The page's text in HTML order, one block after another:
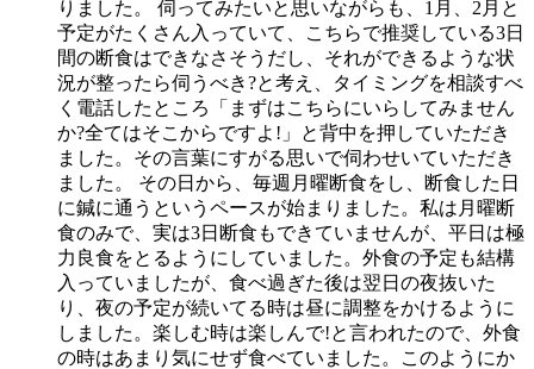
りました。 伺ってみたいと思いながらも、1月、2月と
予定がたくさん入っていて、こちらで推奨している3日
間の断食はできなさそうだし、それができるような状
況が整ったら伺うべき?と考え、タイミングを相談すべ
く電話したところ「まずはこちらにいらしてみません
か?全てはそこからですよ!」と背中を押していただき
ました。その言葉にすがる思いで伺わせいていただき
ました。 その日から、毎週月曜断食をし、断食した日
に鍼に通うというペースが始まりました。私は月曜断
食のみで、実は3日断食もできていませんが、平日は極
力良食をとるようにしていました。外食の予定も結構
入っていましたが、食べ過ぎた後は翌日の夜抜いた
り、夜の予定が続いてる時は昼に調整をかけるように
しました。楽しむ時は楽しんで!と言われたので、外食
の時はあまり気にせず食べていました。このようにか